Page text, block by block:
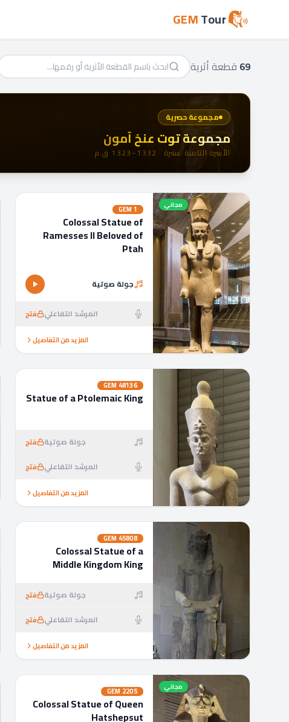
GEMTour
69 قطعة أثرية
مجموعة حصرية
مجموعة توت عنخ آمون
الأسرة الثامنة عشرة · 1332–1323 ق.م
مجاني GEM1
Colossal Statue of
Ramesses II Beloved of
Ptah
جولة صوتية
المرشد التفاعلي فتح
المزيد من التفاصيل
GEM 48136
Statue of a Ptolemaic King
جولة صوتية فتح
المرشد التفاعلي فتح
المزيد من التفاصيل
GEM 45808
Colossal Statue of a
Middle Kingdom King
جولة صوتية فتح
المرشد التفاعلي فتح
المزيد من التفاصيل
مجاني GEM 2205
Colossal Statue of Queen
Hatshepsut